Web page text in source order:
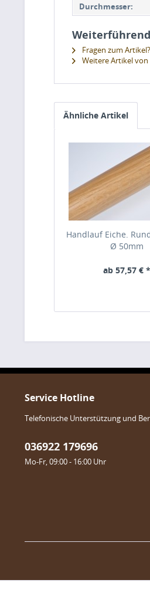
Durchmesser:
Fragen zum Artikel?
Weitere Artikel
Ähnliche Artikel
Handlauf Eiche.
Ø 50mm
ab 57,57 € *
Service Hotline
Telefonische Unterstützung und
036922 179696
Mo-Fr, 09:00 - 16:00 Uhr